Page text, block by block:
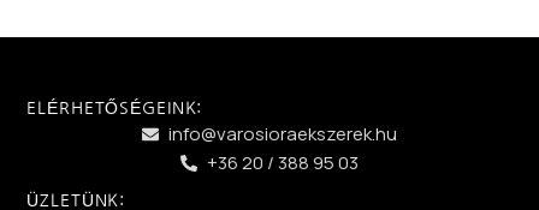
ELÉRHETŐSÉGEINK:
info@varosioraekszerek.hu
+36 20 / 388 95 03
ÜZLETÜNK: